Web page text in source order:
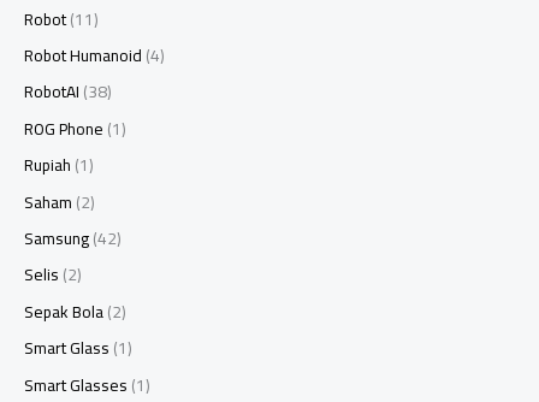
Robot(11)
Robot Humanoid(4)
RobotAI(38)
ROG Phone(1)
Rupiah(1)
Saham(2)
Samsung(42)
Selis(2)
Sepak Bola(2)
Smart Glass(1)
Smart Glasses(1)